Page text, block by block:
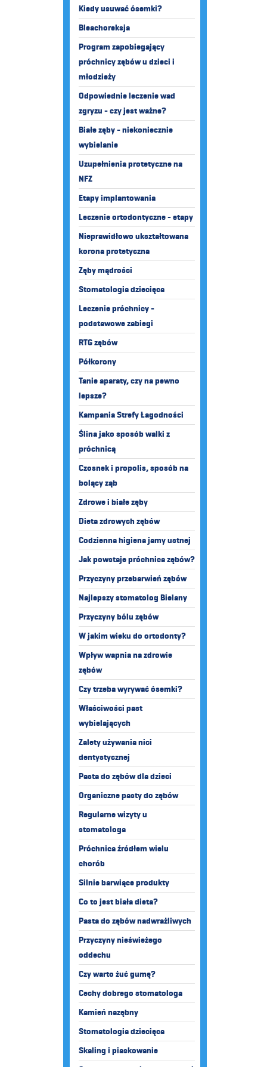
Kiedy usuwać ósemki?
Bleachoreksja
Program zapobiegający
próchnicy zębów u dzieci i
młodzieży
Odpowiednie leczenie wad
zgryzu - czy jest ważne?
Białe zęby - niekoniecznie
wybielanie
Uzupełnienia protetyczne na
NFZ
Etapy implantowania
Leczenie ortodontyczne - etapy
Nieprawidłowo ukształtowana
korona protetyczna
Zęby mądrości
Stomatologia dziecięca
Leczenie próchnicy -
podstawowe zabiegi
RTG zębów
Półkorony
Tanie aparaty, czy na pewno
lepsze?
Kampania Strefy Łagodności
Ślina jako sposób walki z
próchnicą
Czosnek i propolis, sposób na
bolący ząb
Zdrowe i białe zęby
Dieta zdrowych zębów
Codzienna higiena jamy ustnej
Jak powstaje próchnica zębów?
Przyczyny przebarwień zębów
Najlepszy stomatolog Bielany
Przyczyny bólu zębów
W jakim wieku do ortodonty?
Wpływ wapnia na zdrowie
zębów
Czy trzeba wyrywać ósemki?
Właściwości past
wybielających
Zalety używania nici
dentystycznej
Pasta do zębów dla dzieci
Organiczne pasty do zębów
Regularne wizyty u
stomatologa
Próchnica źródłem wielu
chorób
Silnie barwiące produkty
Co to jest biała dieta?
Pasta do zębów nadwrażliwych
Przyczyny nieświeżego
oddechu
Czy warto żuć gumę?
Cechy dobrego stomatologa
Kamień nazębny
Stomatologia dziecięca
Skaling i piaskowanie